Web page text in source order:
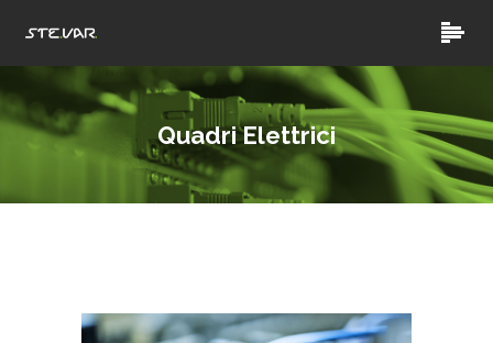
Quadri Elettrici